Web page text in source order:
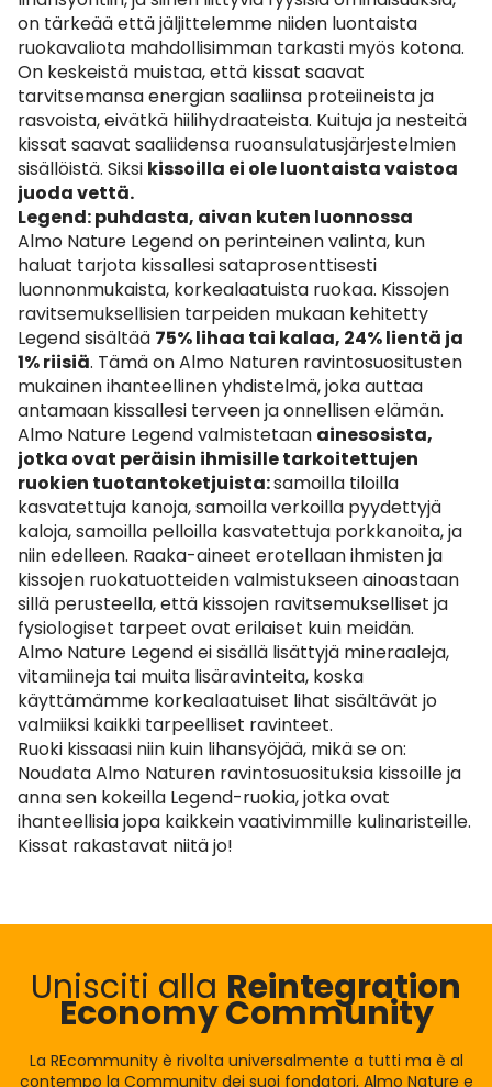
on tärkeää että jäljittelemme niiden luontaista
ruokavaliota mahdollisimman tarkasti myös kotona.
On keskeistä muistaa, että kissat saavat
tarvitsemansa energian saaliinsa proteiineista ja
rasvoista, eivätkä hiilihydraateista. Kuituja ja nesteitä
kissat saavat saaliidensa ruoansulatusjärjestelmien
sisällöistä. Siksi kissoilla ei ole luontaista vaistoa
juoda vettä.
Legend: puhdasta, aivan kuten luonnossa
Almo Nature Legend on perinteinen valinta, kun
haluat tarjota kissallesi sataprosenttisesti
luonnonmukaista, korkealaatuista ruokaa. Kissojen
ravitsemuksellisien tarpeiden mukaan kehitetty
Legend sisältää 75% lihaa tai kalaa, 24% lientä ja
1% riisiä. Tämä on Almo Naturen ravintosuositusten
mukainen ihanteellinen yhdistelmä, joka auttaa
antamaan kissallesi terveen ja onnellisen elämän.
Almo Nature Legend valmistetaan ainesosista,
jotka ovat peräisin ihmisille tarkoitettujen
ruokien tuotantoketjuista:samoilla tiloilla
kasvatettuja kanoja, samoilla verkoilla pyydettyjä
kaloja, samoilla pelloilla kasvatettuja porkkanoita, ja
niin edelleen. Raaka-aineet erotellaan ihmisten ja
kissojen ruokatuotteiden valmistukseen ainoastaan
sillä perusteella, että kissojen ravitsemukselliset ja
fysiologiset tarpeet ovat erilaiset kuin meidän.
Almo Nature Legend ei sisällä lisättyjä mineraaleja,
vitamiineja tai muita lisäravinteita, koska
käyttämämme korkealaatuiset lihat sisältävät jo
valmiiksi kaikki tarpeelliset ravinteet.
Ruoki kissaasi niin kuin lihansyöjää, mikä se on:
Noudata Almo Naturen ravintosuosituksia kissoille ja
anna sen kokeilla Legend-ruokia, jotka ovat
ihanteellisia jopa kaikkein vaativimmille kulinaristeille.
Kissat rakastavat niitä jo!
Unisciti alla Reintegration
Economy Community
La REcommunity è rivolta universalmente a tutti ma è al
contempo la Community dei suoi fondatori, Almo Nature e